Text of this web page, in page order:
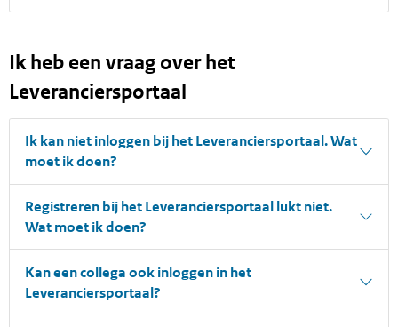
Ik heb een vraag over het
Leveranciersportaal
Ik kan niet inloggen bij het Leveranciersportaal. Wat
moet ik doen?
Registreren bij het Leveranciersportaal lukt niet.
Wat moet ik doen?
Kan een collega ook inloggen in het
Leveranciersportaal?